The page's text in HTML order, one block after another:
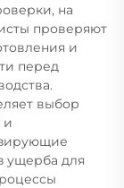
на
проверяют
и
перед
выбор
и
ущерба для